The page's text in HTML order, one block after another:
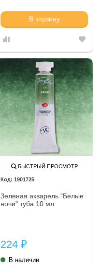
В корзину
БЫСТРЫЙ ПРОСМОТР
1901725
Зеленая акварель "Белые
ночи" туба 10 мл
224 ₽
В наличии